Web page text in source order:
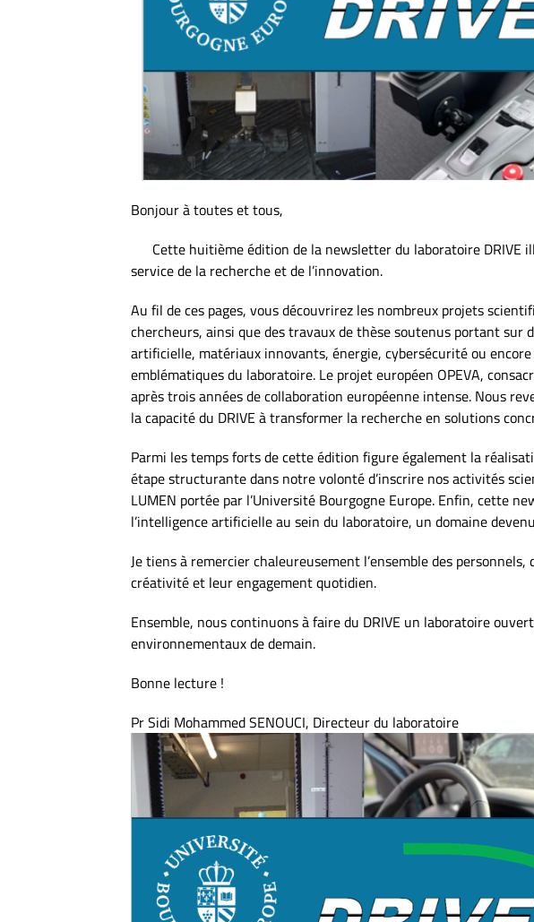
Bonjour à toutes et tous,
Cette huitième édition de la newsletter du laboratoire DRIVE
service de la recherche et de l’innovation.
Au fil de ces pages, vous découvrirez les nombreux projets
chercheurs, ainsi que des travaux de thèse soutenus portant
artificielle, matériaux innovants, énergie, cybersécurité ou
emblématiques du laboratoire. Le projet européen OPEVA,
après trois années de collaboration européenne intense. Nous
la capacité du DRIVE à transformer la recherche en solutions
Parmi les temps forts de cette édition figure également la
étape structurante dans notre volonté d’inscrire nos activités
LUMEN portée par l’Université Bourgogne Europe. Enfin, cette
l’intelligence artificielle au sein du laboratoire, un domaine
Je tiens à remercier chaleureusement l’ensemble des
créativité et leur engagement quotidien.
Ensemble, nous continuons à faire du DRIVE un laboratoire
environnementaux de demain.
Bonne lecture !
Pr Sidi Mohammed SENOUCI, Directeur du laboratoire